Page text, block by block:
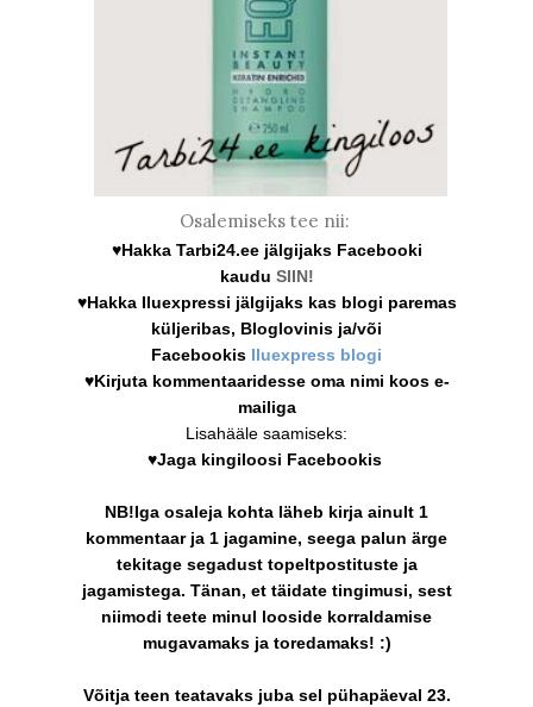
Osalemiseks tee nii:
♥Hakka Tarbi24.ee jälgijaks Facebooki
kaudu SIIN!
♥Hakka Iluexpressi jälgijaks kas blogi paremas
küljeribas, Bloglovinis ja/või
Facebookis Iluexpress blogi
♥Kirjuta kommentaaridesse oma nimi koos e-
mailiga
Lisahääle saamiseks:
♥Jaga kingiloosi Facebookis
NB!Iga osaleja kohta läheb kirja ainult 1
kommentaar ja 1 jagamine, seega palun ärge
tekitage segadust topeltpostituste ja
jagamistega. Tänan, et täidate tingimusi, sest
niimodi teete minul looside korraldamise
mugavamaks ja toredamaks! :)
Võitja teen teatavaks juba sel pühapäeval 23.